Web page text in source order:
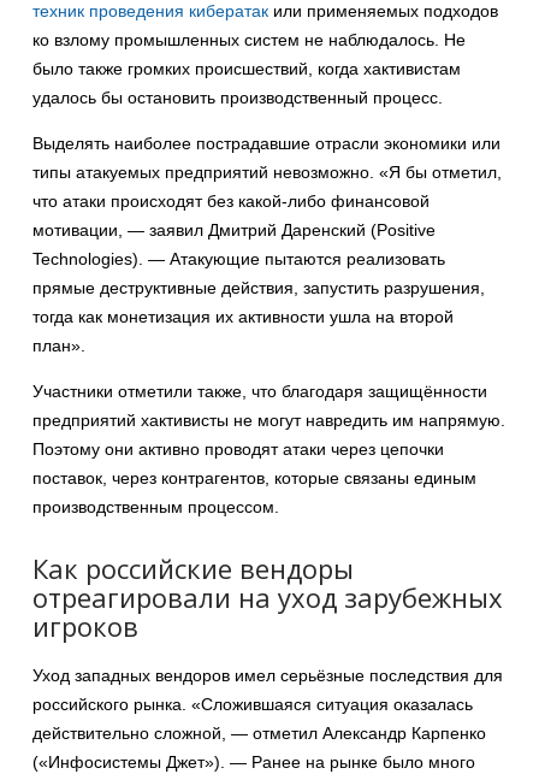
техник проведения кибератак или применяемых подходов
ко взлому промышленных систем не наблюдалось. Не
было также громких происшествий, когда хактивистам
удалось бы остановить производственный процесс.
Выделять наиболее пострадавшие отрасли экономики или
типы атакуемых предприятий невозможно. «Я бы отметил,
что атаки происходят без какой-либо финансовой
мотивации, — заявил Дмитрий Даренский (Positive
Technologies). — Атакующие пытаются реализовать
прямые деструктивные действия, запустить разрушения,
тогда как монетизация их активности ушла на второй
план».
Участники отметили также, что благодаря защищённости
предприятий хактивисты не могут навредить им напрямую.
Поэтому они активно проводят атаки через цепочки
поставок, через контрагентов, которые связаны единым
производственным процессом.
Как российские вендоры
отреагировали на уход зарубежных
игроков
Уход западных вендоров имел серьёзные последствия для
российского рынка. «Сложившаяся ситуация оказалась
действительно сложной, — отметил Александр Карпенко
(«Инфосистемы Джет»). — Ранее на рынке было много